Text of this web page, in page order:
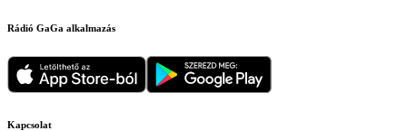
Rádió GaGa alkalmazás
Kapcsolat